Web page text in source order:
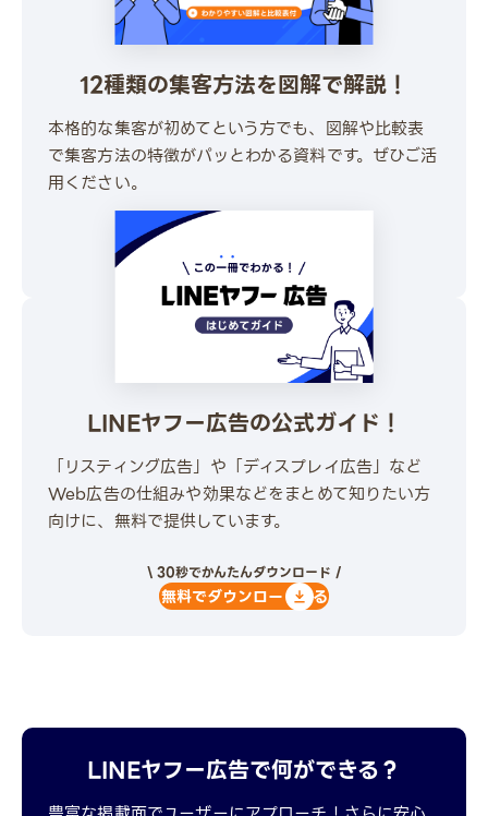
12種類の集客方法を図解で解説！
本格的な集客が初めてという方でも、図解や比較表
で集客方法の特徴がパッとわかる資料です。ぜひご活
用ください。
\ 30秒でかんたんダウンロード /
無料でダウンロードする
LINEヤフー広告の公式ガイド！
「リスティング広告」や「ディスプレイ広告」など
Web広告の仕組みや効果などをまとめて知りたい方
向けに、無料で提供しています。
\ 30秒でかんたんダウンロード /
無料でダウンロードする
LINEヤフー広告で何ができる？